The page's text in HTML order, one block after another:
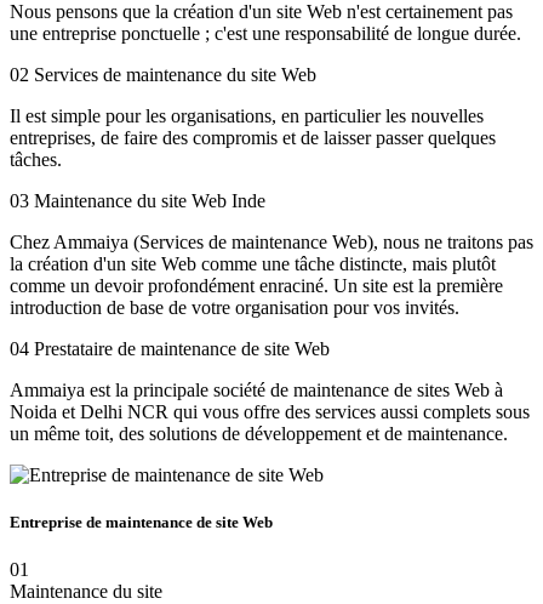
Nous pensons que la création d'un site Web n'est certainement pas
une entreprise ponctuelle ; c'est une responsabilité de longue durée.
02 Services de maintenance du site Web
Il est simple pour les organisations, en particulier les nouvelles
entreprises, de faire des compromis et de laisser passer quelques
tâches.
03 Maintenance du site Web Inde
Chez Ammaiya (Services de maintenance Web), nous ne traitons pas
la création d'un site Web comme une tâche distincte, mais plutôt
comme un devoir profondément enraciné. Un site est la première
introduction de base de votre organisation pour vos invités.
04 Prestataire de maintenance de site Web
Ammaiya est la principale société de maintenance de sites Web à
Noida et Delhi NCR qui vous offre des services aussi complets sous
un même toit, des solutions de développement et de maintenance.
Entreprise de maintenance de site Web
01
Maintenance du site